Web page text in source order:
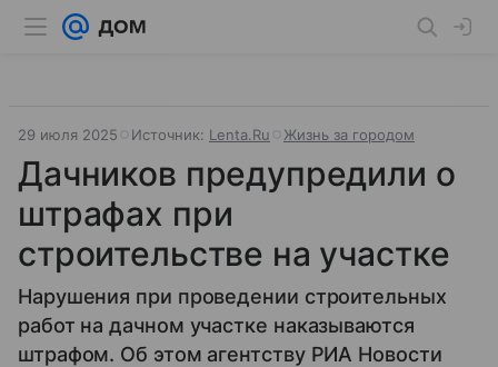
29 июля 2025 Источник: Lenta.Ru Жизнь за городом
Дачников предупредили о
штрафах при
строительстве на участке
Нарушения при проведении строительных
работ на дачном участке наказываются
штрафом. Об этом агентству РИА Новости